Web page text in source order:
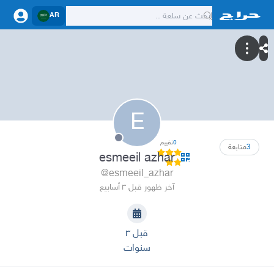
AR
E
3متابعة 0تقييم
esmeeil azhar
@esmeeil_azhar
آخر ظهور قبل ٣ أسابيع
قبل ٣
سنوات